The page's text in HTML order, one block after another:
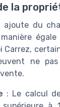
la
ajoute du
Carrez,
ne
: Le calcul